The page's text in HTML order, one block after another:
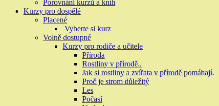
Porovnání kurzů a kníh
Kurzy pro dospělé
Placené
Vyberte si kurz
Volně dostupné
Kurzy pro rodiče a učitele
Příroda
Rostliny v přírodě..
Jak si rostliny a zvířata v přírodě pomáhají.
Proč je strom důležitý
Les
Počasí